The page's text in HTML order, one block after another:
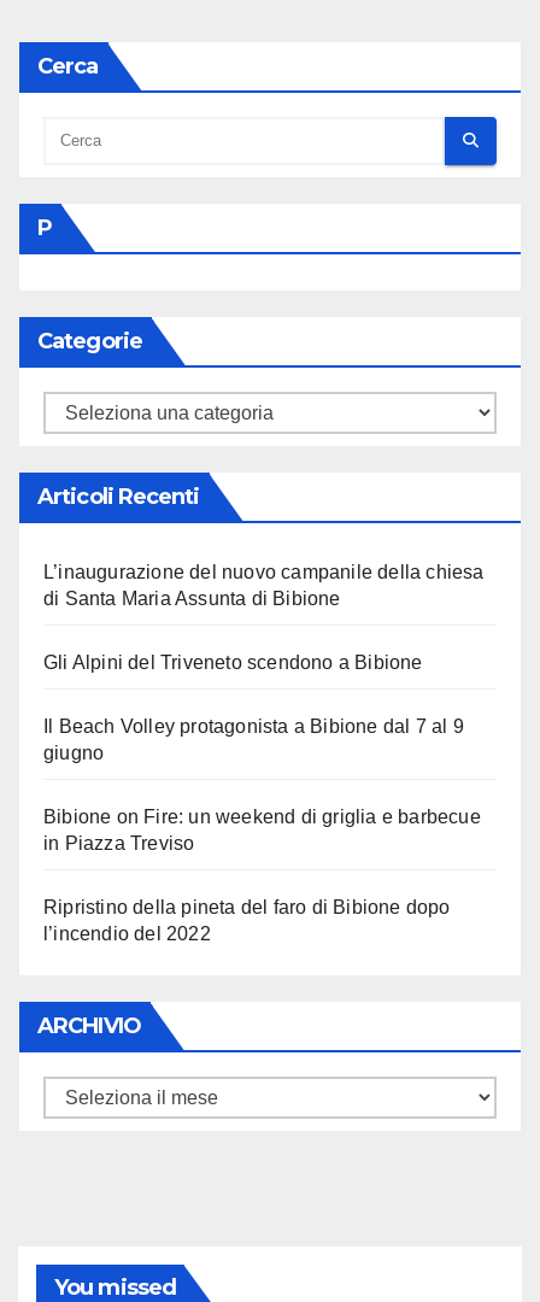
Cerca
P
Categorie
Categorie
Articoli Recenti
L’inaugurazione del nuovo campanile della chiesa
di Santa Maria Assunta di Bibione
Gli Alpini del Triveneto scendono a Bibione
Il Beach Volley protagonista a Bibione dal 7 al 9
giugno
Bibione on Fire: un weekend di griglia e barbecue
in Piazza Treviso
Ripristino della pineta del faro di Bibione dopo
l’incendio del 2022
ARCHIVIO
ARCHIVIO
You missed